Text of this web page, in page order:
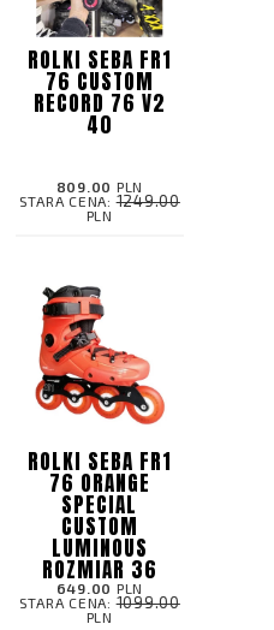
ROLKI SEBA FR1
76 CUSTOM
RECORD 76 V2
40
809.00 PLN
STARA CENA:1249.00
PLN
ROLKI SEBA FR1
76 ORANGE
SPECIAL
CUSTOM
LUMINOUS
ROZMIAR 36
649.00 PLN
STARA CENA:1099.00
PLN